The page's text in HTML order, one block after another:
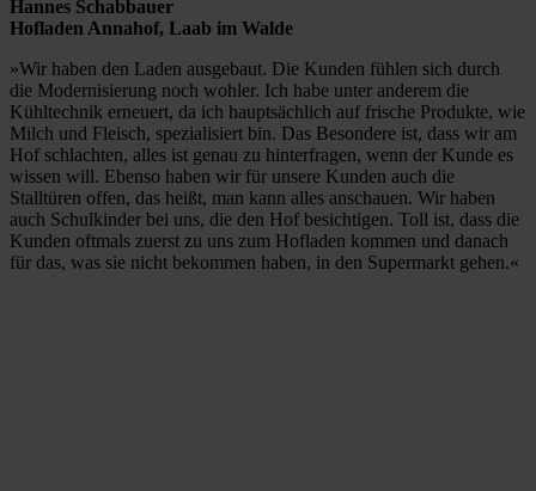
Hannes Schabbauer
Hofladen Annahof, Laab im Walde
»Wir haben den Laden ausgebaut. Die Kunden fühlen sich durch
die Modernisierung noch wohler. Ich habe unter anderem die
Kühltechnik erneuert, da ich hauptsächlich auf frische Produkte, wie
Milch und Fleisch, spezialisiert bin. Das Besondere ist, dass wir am
Hof schlachten, alles ist genau zu hinterfragen, wenn der Kunde es
wissen will. Ebenso haben wir für unsere Kunden auch die
Stalltüren offen, das heißt, man kann alles anschauen. Wir haben
auch Schulkinder bei uns, die den Hof besichtigen. Toll ist, dass die
Kunden oftmals zuerst zu uns zum Hofladen kommen und danach
für das, was sie nicht bekommen haben, in den Supermarkt gehen.«